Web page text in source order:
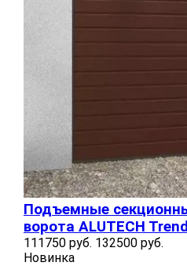
Подъемные
ворота ALUTECH
111750 руб. 132500 руб.
Новинка